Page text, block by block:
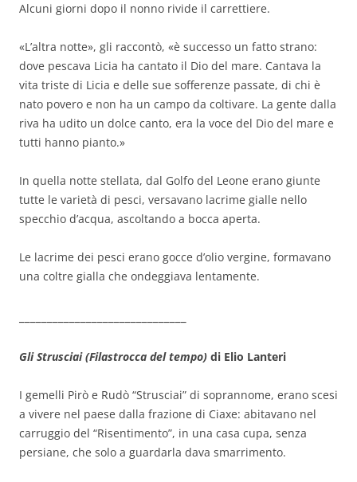
Alcuni giorni dopo il nonno rivide il carrettiere.
«L’altra notte», gli raccontò, «è successo un fatto strano:
dove pescava Licia ha cantato il Dio del mare. Cantava la
vita triste di Licia e delle sue sofferenze passate, di chi è
nato povero e non ha un campo da coltivare. La gente dalla
riva ha udito un dolce canto, era la voce del Dio del mare e
tutti hanno pianto.»
In quella notte stellata, dal Golfo del Leone erano giunte
tutte le varietà di pesci, versavano lacrime gialle nello
specchio d’acqua, ascoltando a bocca aperta.
Le lacrime dei pesci erano gocce d’olio vergine, formavano
una coltre gialla che ondeggiava lentamente.
Gli Strusciai (Filastrocca del tempo) di Elio Lanteri
I gemelli Pirò e Rudò “Strusciai” di soprannome, erano scesi
a vivere nel paese dalla frazione di Ciaxe: abitavano nel
carruggio del “Risentimento”, in una casa cupa, senza
persiane, che solo a guardarla dava smarrimento.